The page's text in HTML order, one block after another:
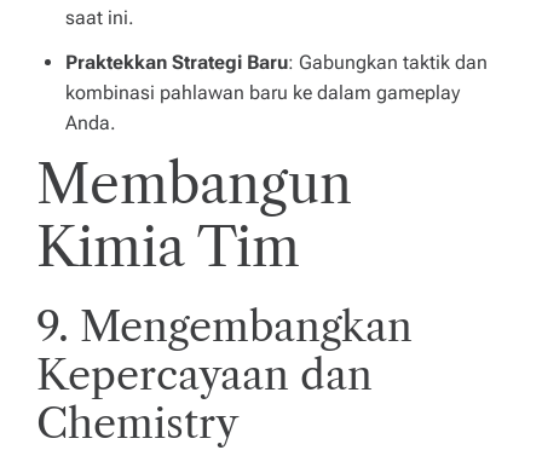
saat ini.
Praktekkan Strategi Baru: Gabungkan taktik dan
kombinasi pahlawan baru ke dalam gameplay
Anda.
Membangun
Kimia Tim
9. Mengembangkan
Kepercayaan dan
Chemistry